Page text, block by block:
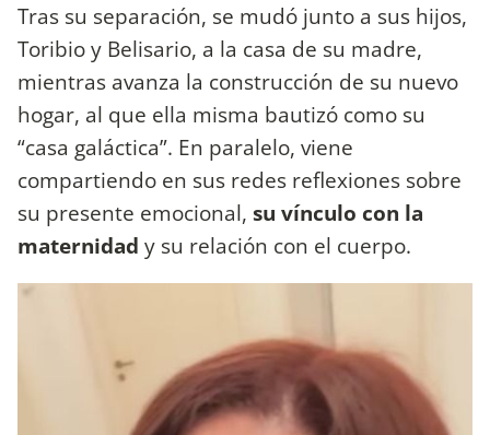
Tras su separación, se mudó junto a sus hijos,
Toribio y Belisario, a la casa de su madre,
mientras avanza la construcción de su nuevo
hogar, al que ella misma bautizó como su
“casa galáctica”. En paralelo, viene
compartiendo en sus redes reflexiones sobre
su presente emocional, su vínculo con la
maternidad y su relación con el cuerpo.